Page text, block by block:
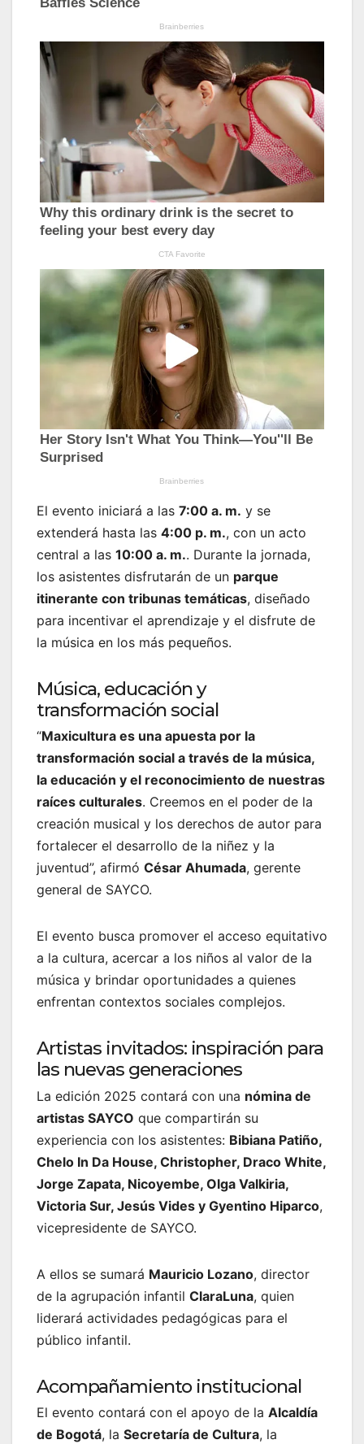
El evento iniciará a las 7:00 a. m. y se
extenderá hasta las 4:00 p. m., con un acto
central a las 10:00 a. m.. Durante la jornada,
los asistentes disfrutarán de un parque
itinerante con tribunas temáticas, diseñado
para incentivar el aprendizaje y el disfrute de
la música en los más pequeños.
Música, educación y
transformación social
“Maxicultura es una apuesta por la
transformación social a través de la música,
la educación y el reconocimiento de nuestras
raíces culturales. Creemos en el poder de la
creación musical y los derechos de autor para
fortalecer el desarrollo de la niñez y la
juventud”, afirmó César Ahumada, gerente
general de SAYCO.
El evento busca promover el acceso equitativo
a la cultura, acercar a los niños al valor de la
música y brindar oportunidades a quienes
enfrentan contextos sociales complejos.
Artistas invitados: inspiración para
las nuevas generaciones
La edición 2025 contará con una nómina de
artistas SAYCO que compartirán su
experiencia con los asistentes: Bibiana Patiño,
Chelo In Da House, Christopher, Draco White,
Jorge Zapata, Nicoyembe, Olga Valkiria,
Victoria Sur, Jesús Vides y Gyentino Hiparco,
vicepresidente de SAYCO.
A ellos se sumará Mauricio Lozano, director
de la agrupación infantil ClaraLuna, quien
liderará actividades pedagógicas para el
público infantil.
Acompañamiento institucional
El evento contará con el apoyo de la Alcaldía
de Bogotá, la Secretaría de Cultura, la